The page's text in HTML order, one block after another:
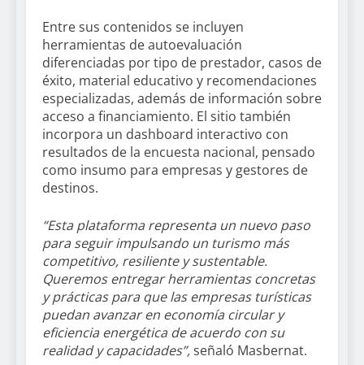
Entre sus contenidos se incluyen
herramientas de autoevaluación
diferenciadas por tipo de prestador, casos de
éxito, material educativo y recomendaciones
especializadas, además de información sobre
acceso a financiamiento. El sitio también
incorpora un dashboard interactivo con
resultados de la encuesta nacional, pensado
como insumo para empresas y gestores de
destinos.
“Esta plataforma representa un nuevo paso
para seguir impulsando un turismo más
competitivo, resiliente y sustentable.
Queremos entregar herramientas concretas
y prácticas para que las empresas turísticas
puedan avanzar en economía circular y
eficiencia energética de acuerdo con su
realidad y capacidades”,señaló Masbernat.